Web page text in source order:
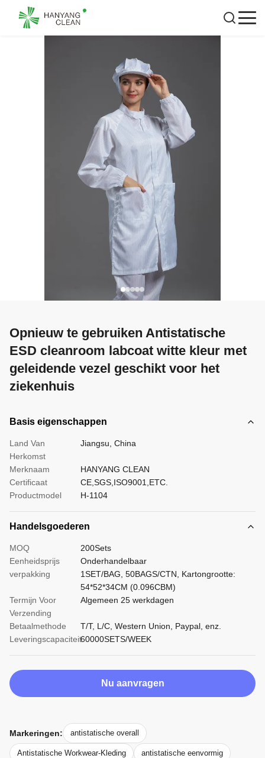
Opnieuw te gebruiken Antistatische
ESD cleanroom labcoat witte kleur met
geleidende vezel geschikt voor het
ziekenhuis
Basis eigenschappen
Land Van
Herkomst
Jiangsu, China
Merknaam
HANYANG CLEAN
Certificaat
CE,SGS,ISO9001,ETC.
Productmodel
H-1104
Handelsgoederen
MOQ
200Sets
Eenheidsprijs
Onderhandelbaar
verpakking
1SET/BAG, 50BAGS/CTN, Kartongrootte:
54*52*34CM (0.096CBM)
Termijn Voor
Verzending
Algemeen 25 werkdagen
Betaalmethode
T/T, L/C, Western Union, Paypal, enz.
Leveringscapaciteit60000SETS/WEEK
Nu aanvragen
Markeringen: antistatische overall
Antistatische Workwear-Kleding antistatische eenvormig